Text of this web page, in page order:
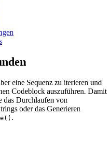
eine Sequenz zu iterieren und
Codeblock auszuführen. Damit
das Durchlaufen von
oder das Generieren
.